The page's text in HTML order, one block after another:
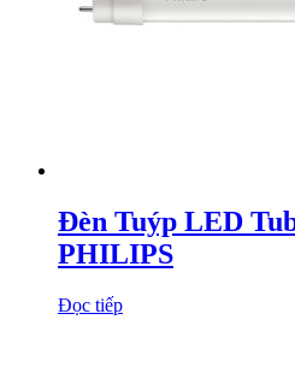
Đèn Tuýp LED
PHILIPS
Đọc tiếp